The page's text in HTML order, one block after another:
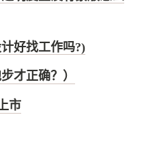
好找工作吗?)
才正确？）
市